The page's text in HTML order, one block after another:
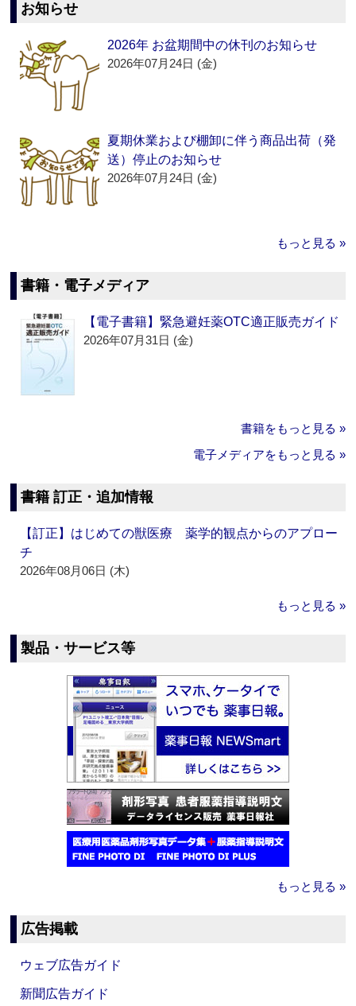
お知らせ
2026年 お盆期間中の休刊のお知らせ
2026年07月24日 (金)
夏期休業および棚卸に伴う商品出荷（発
送）停止のお知らせ
2026年07月24日 (金)
もっと見る »
書籍・電子メディア
【電子書籍】緊急避妊薬OTC適正販売ガイド
2026年07月31日 (金)
書籍をもっと見る »
電子メディアをもっと見る »
書籍 訂正・追加情報
【訂正】はじめての獣医療 薬学的観点からのアプロー
チ
2026年08月06日 (木)
もっと見る »
製品・サービス等
もっと見る »
広告掲載
ウェブ広告ガイド
新聞広告ガイド